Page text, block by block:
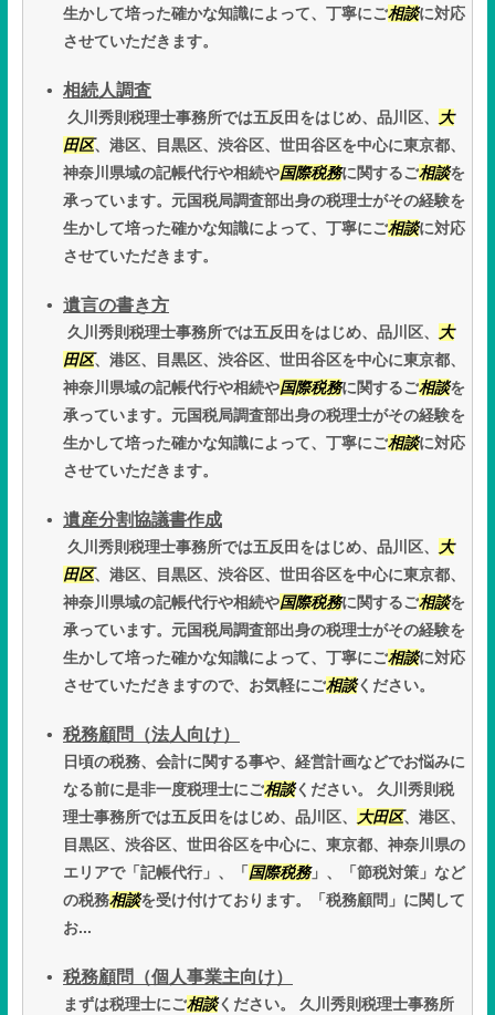
生かして培った確かな知識によって、丁寧にご相談に対応
させていただきます。
相続人調査
久川秀則税理士事務所では五反田をはじめ、品川区、 大
田区、港区、目黒区、渋谷区、世田谷区を中心に東京都、
神奈川県域の記帳代行や相続や国際税務に関するご相談を
承っています。元国税局調査部出身の税理士がその経験を
生かして培った確かな知識によって、丁寧にご相談に対応
させていただきます。
遺言の書き方
久川秀則税理士事務所では五反田をはじめ、品川区、 大
田区、港区、目黒区、渋谷区、世田谷区を中心に東京都、
神奈川県域の記帳代行や相続や国際税務に関するご相談を
承っています。元国税局調査部出身の税理士がその経験を
生かして培った確かな知識によって、丁寧にご相談に対応
させていただきます。
遺産分割協議書作成
久川秀則税理士事務所では五反田をはじめ、品川区、 大
田区、港区、目黒区、渋谷区、世田谷区を中心に東京都、
神奈川県域の記帳代行や相続や国際税務に関するご相談を
承っています。元国税局調査部出身の税理士がその経験を
生かして培った確かな知識によって、丁寧にご相談に対応
させていただきますので、お気軽にご相談ください。
税務顧問（法人向け）
日頃の税務、会計に関する事や、経営計画などでお悩みに
なる前に是非一度税理士にご相談ください。 久川秀則税
理士事務所では五反田をはじめ、品川区、 大田区、港区、
目黒区、渋谷区、世田谷区を中心に、東京都、神奈川県の
エリアで「記帳代行」、「 国際税務」、「節税対策」など
の税務相談を受け付けております。「税務顧問」に関して
お...
税務顧問（個人事業主向け）
まずは税理士にご相談ください。 久川秀則税理士事務所